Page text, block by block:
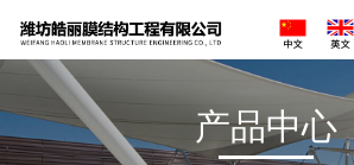
产品中心